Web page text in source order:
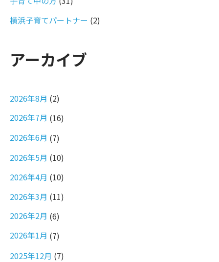
横浜子育てパートナー (2)
アーカイブ
2026年8月 (2)
2026年7月 (16)
2026年6月 (7)
2026年5月 (10)
2026年4月 (10)
2026年3月 (11)
2026年2月 (6)
2026年1月 (7)
2025年12月 (7)